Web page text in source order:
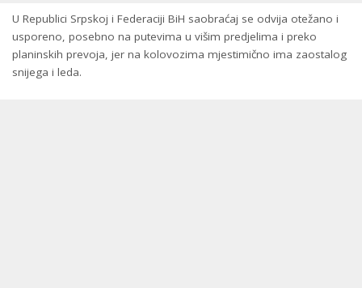
U Republici Srpskoj i Federaciji BiH saobraćaj se odvija otežano i
usporeno, posebno na putevima u višim predjelima i preko
planinskih prevoja, jer na kolovozima mjestimično ima zaostalog
snijega i leda.